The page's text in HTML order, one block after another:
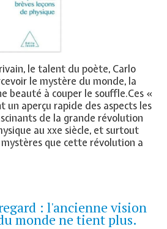
le talent du poète, Carlo
le mystère du monde, la
beauté à couper le souffle.Ces «
un aperçu rapide des aspects les
de la grande révolution
au xxe siècle, et surtout
que cette révolution a
: l'ancienne vision
monde ne tient plus.